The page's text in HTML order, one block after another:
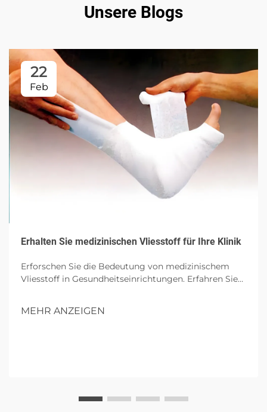
Unsere Blogs
22
Feb
Erhalten Sie medizinischen Vliesstoff für Ihre Klinik
Erforschen Sie die Bedeutung von medizinischem
Vliesstoff in Gesundheitseinrichtungen. Erfahren Sie
in nachhaltigen medizinischen Textilien.
MEHR ANZEIGEN